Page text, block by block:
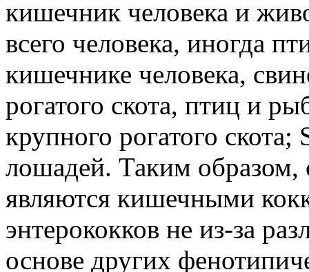
кишечник человека и
всего человека, иногда
кишечнике человека,
рогатого скота, птиц и
крупного рогатого
лошадей. Таким образом,
являются кишечными
энтерококков не из-за
основе других